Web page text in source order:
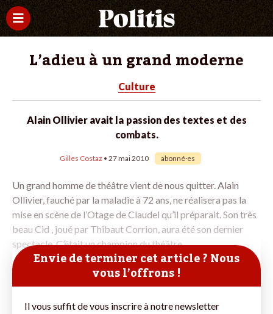
L’adieu à un grand moderne
Culture
Alain Ollivier avait la passion des textes et des
combats.
Gilles Costaz • 27 mai 2010 abonné·es
Un grand homme de théâtre vient de nous quitter. Alain
Ollivier, fauché par la maladie à 72 ans, ne réalisera pas la
mise en scène de l’Otage de Claudel qu’il préparait. Son très
beau Cid , joué par Thibaut Corrion, aura été son dernier
spectacle. C’était un champion du ­théâtre
Envie de terminer cet article ? Nous
vous l’offrons !
Il vous suffit de vous inscrire à notre newsletter